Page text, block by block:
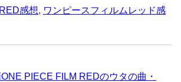
感想, ワンピースフィルムレッド感
PIECE FILM REDのウタの曲・